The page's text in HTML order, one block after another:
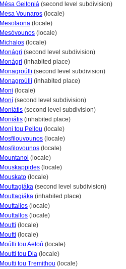
Mésa Geitoni (second level subdivision)
Mesa Vounaros (locale)
Mesolaona (locale)
Mesóvounos (locale)
Michalos (locale)
Monágri (second level subdivision)
Monágri (inhabited place)
Monagroúlli (second level subdivision)
Monagroúlli (inhabited place)
Moni (locale)
Moní (second level subdivision)
Moniátis (second level subdivision)
Moniátis (inhabited place)
Moni tou Pellou (locale)
Mosfilouvounos (locale)
Mosfilovounos (locale)
Mountanoi (locale)
Mouskappides (locale)
Mouskato (locale)
Mouttagiáka (second level subdivision)
Mouttagiáka (inhabited place)
Mouttalios (locale)
Mouttallos (locale)
Moutti (locale)
Moutti (locale)
Moútti tou Aetoú (locale)
Moutti tou Dia (locale)
Moutti tou Tremithou (locale)